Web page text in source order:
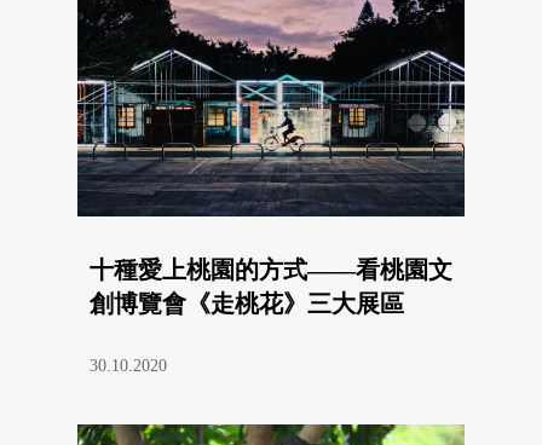
十種愛上桃園的方式——看桃園文
創博覽會《走桃花》三大展區
30.10.2020